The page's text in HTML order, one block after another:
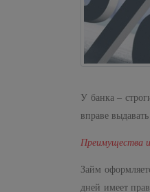
У банка –
вправе
Преимущества
Займ
дней имеет